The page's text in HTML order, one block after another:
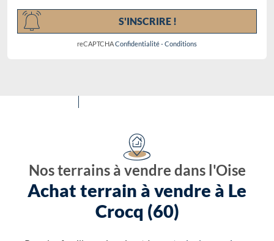
S'INSCRIRE !
reCAPTCHAConfidentialité-Conditions
Nos terrains à vendre dans l'Oise
Achat terrain à vendre à Le
Crocq (60)